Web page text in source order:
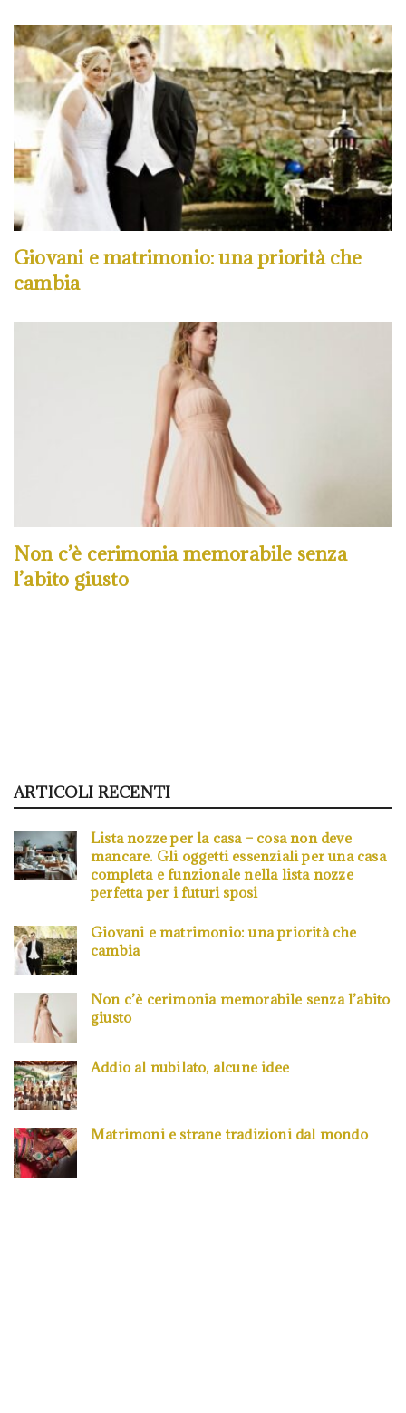
Giovani e matrimonio: una priorità che
cambia
Non c’è cerimonia memorabile senza
l’abito giusto
ARTICOLI RECENTI
Lista nozze per la casa – cosa non deve
mancare. Gli oggetti essenziali per una casa
completa e funzionale nella lista nozze
perfetta per i futuri sposi
Giovani e matrimonio: una priorità che
cambia
Non c’è cerimonia memorabile senza l’abito
giusto
Addio al nubilato, alcune idee
Matrimoni e strane tradizioni dal mondo